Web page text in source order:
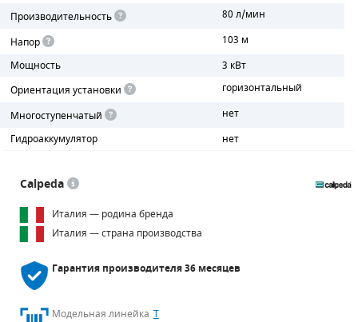
Производительность
80 л/мин
Напор
103 м
Мощность
3 кВт
Ориентация установки
горизонтальный
Многоступенчатый
нет
Гидроаккумулятор
нет
Calpeda
Италия — родина бренда
Италия — страна производства
Гарантия производителя36 месяцев
Модельная линейка T
ПОРШНЕВЫЕ БЛОКИ
ДЕТАЛИ ПОРШНЕВЫХ КОМПРЕССОРОВ
ДЕТАЛИ НАСОСНОЙ ЧАСТИ
ШЛАНГИ ДЛЯ МОТОПОМП
ДЛЯ ВАКУУМНЫХ НАСОСОВ